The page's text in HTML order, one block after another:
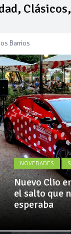
Barrios
a Vejer
NOVEDADES
Nuevo Clio
el salto que
esperaba